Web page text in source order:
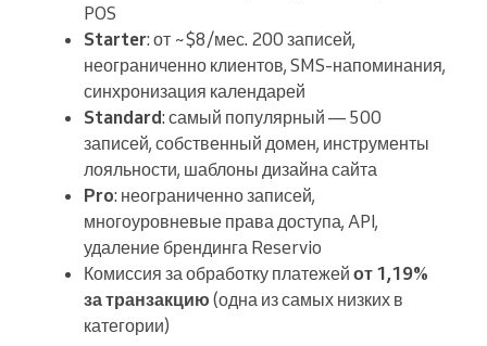
POS
Starter: от ~$8/мес. 200 записей,
неограниченно клиентов, SMS-напоминания,
синхронизация календарей
Standard: самый популярный — 500
записей, собственный домен, инструменты
лояльности, шаблоны дизайна сайта
Pro: неограниченно записей,
многоуровневые права доступа, API,
удаление брендинга Reservio
Комиссия за обработку платежей от 1,19%
за транзакцию (одна из самых низких в
категории)